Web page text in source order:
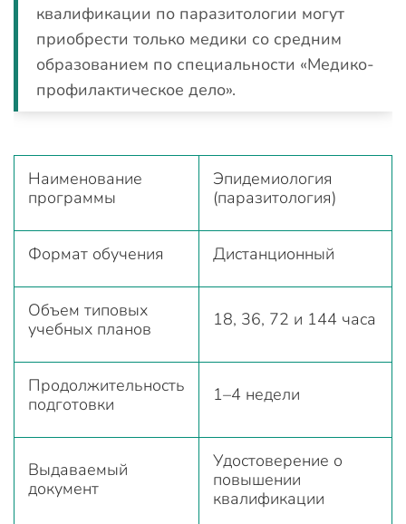
квалификации по паразитологии могут
приобрести только медики со средним
образованием по специальности «Медико-
профилактическое дело».
Наименование
программы
Эпидемиология
(паразитология)
Формат обучения Дистанционный
Объем типовых
учебных планов
18, 36, 72 и 144 часа
Продолжительность
подготовки
1–4 недели
Выдаваемый
документ
Удостоверение о
повышении
квалификации